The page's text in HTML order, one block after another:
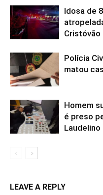
Idosa de
Cristóvão
Polícia
matou
Homem
é preso
LEAVE A REPLY